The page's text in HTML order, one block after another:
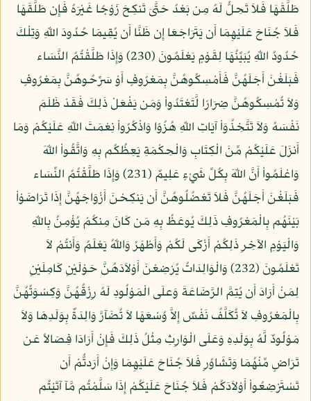
طَلَّقَهَا فَلاَ تَحِلُّ لَهُ مِن بَعْدُ حَتَّىَ تَنكِحَ زَوْجًا غَيْرَهُ فَإِن طَلَّقَهَا
فَلاَ جُنَاحَ عَلَيْهِمَا أَن يَتَرَاجَعَا إِن ظَنَّا أَن يُقِيمَا حُدُودَ اللّهِ وَتِلْكَ
حُدُودُ اللّهِ يُبَيِّنُهَا لِقَوْمٍ يَعْلَمُونَ (230) وَإِذَا طَلَّقْتُمُ النَّسَاء
فَبَلَغْنَ أَجَلَهُنَّ فَأَمْسِكُوهُنَّ بِمَعْرُوفٍ أَوْ سَرِّحُوهُنَّ بِمَعْرُوفٍ
وَلاَ تُمْسِكُوهُنَّ ضِرَارًا لَّتَعْتَدُواْ وَمَن يَفْعَلْ ذَلِكَ فَقَدْ ظَلَمَ
نَفْسَهُ وَلاَ تَتَّخِذُوَاْ آيَاتِ اللّهِ هُزُوًا وَاذْكُرُواْ نِعْمَتَ اللّهِ عَلَيْكُمْ وَمَا
أَنزَلَ عَلَيْكُمْ مِّنَ الْكِتَابِ وَالْحِكْمَةِ يَعِظُكُم بِهِ وَاتَّقُواْ اللّهَ
وَاعْلَمُواْ أَنَّ اللّهَ بِكُلِّ شَيْءٍ عَلِيمٌ (231) وَإِذَا طَلَّقْتُمُ النِّسَاء
فَبَلَغْنَ أَجَلَهُنَّ فَلاَ تَعْضُلُوهُنَّ أَن يَنكِحْنَ أَزْوَاجَهُنَّ إِذَا تَرَاضَوْاْ
بَيْنَهُم بِالْمَعْرُوفِ ذَلِكَ يُوعَظُ بِهِ مَن كَانَ مِنكُمْ يُؤْمِنُ بِاللّهِ
وَالْيَوْمِ الآخِرِ ذَلِكُمْ أَزْكَى لَكُمْ وَأَطْهَرُ وَاللّهُ يَعْلَمُ وَأَنتُمْ لاَ
تَعْلَمُونَ (232) وَالْوَالِدَاتُ يُرْضِعْنَ أَوْلاَدَهُنَّ حَوْلَيْنِ كَامِلَيْنِ
لِمَنْ أَرَادَ أَن يُتِمَّ الرَّضَاعَةَ وَعلَى الْمَوْلُودِ لَهُ رِزْقُهُنَّ وَكِسْوَتُهُنَّ
بِالْمَعْرُوفِ لاَ تُكَلَّفُ نَفْسٌ إِلاَّ وُسْعَهَا لاَ تُضَآرَّ وَالِدَةٌ بِوَلَدِهَا وَلاَ
مَوْلُودٌ لَّهُ بِوَلَدِهِ وَعَلَى الْوَارِثِ مِثْلُ ذَلِكَ فَإِنْ أَرَادَا فِصَالاً عَن
تَرَاضٍ مِّنْهُمَا وَتَشَاوُرٍ فَلاَ جُنَاحَ عَلَيْهِمَا وَإِنْ أَرَدتُّمْ أَن
تَسْتَرْضِعُواْ أَوْلاَدَكُمْ فَلاَ جُنَاحَ عَلَيْكُمْ إِذَا سَلَّمْتُم مَّآ آتَيْتُم